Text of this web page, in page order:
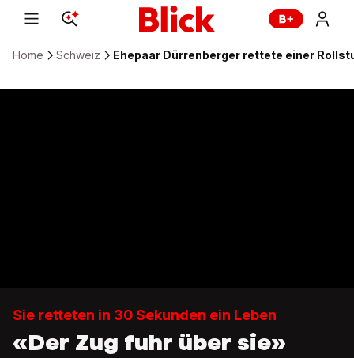
Home Schweiz Ehepaar Dürrenberger rettete einer
Sie retteten in 30 Sekunden ein Leben
«Der Zug fuhr über sie»